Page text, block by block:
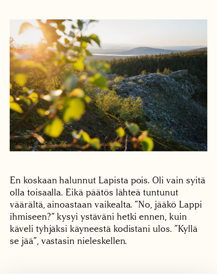
En koskaan halunnut Lapista pois. Oli vain syitä
olla toisaalla. Eikä päätös lähteä tuntunut
väärältä, ainoastaan vaikealta. ”No, jääkö Lappi
ihmiseen?” kysyi ystäväni hetki ennen, kuin
käveli tyhjäksi käyneestä kodistani ulos. ”Kyllä
se jää”, vastasin nieleskellen.